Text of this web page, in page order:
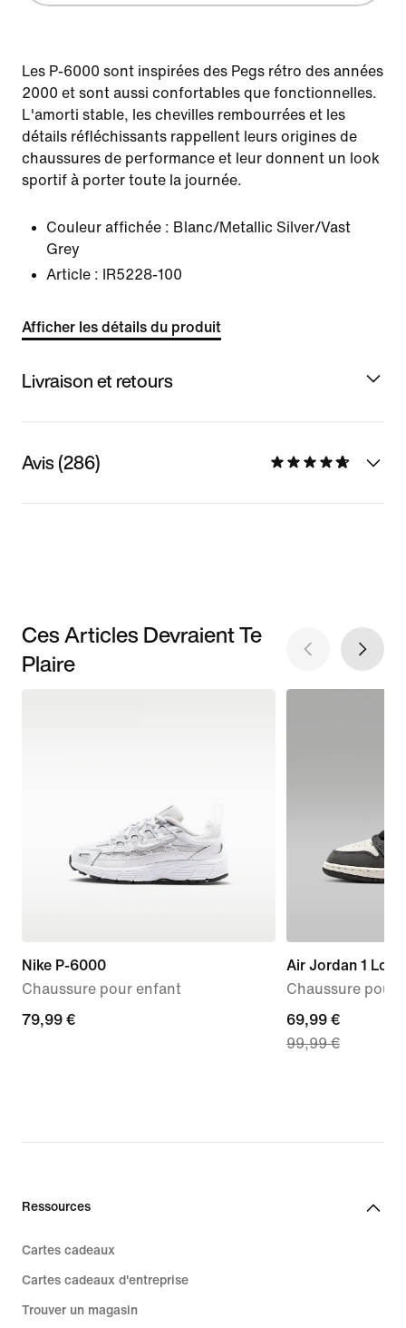
Les P-6000 sont inspirées des Pegs rétro des années
2000 et sont aussi confortables que fonctionnelles.
L'amorti stable, les chevilles rembourrées et les
détails réfléchissants rappellent leurs origines de
chaussures de performance et leur donnent un look
sportif à porter toute la journée.
Couleur affichée : Blanc/Metallic Silver/Vast
Grey
Article :
IR5228-100
Afficher les détails du produit
Livraison et retours
Avis (286)
Ces Articles Devraient Te
Plaire
Nike P-6000
Chaussure pour enfant
79,99 €
79,99 €
Air Jordan 1 Low
Chaussure pour
current
price
99,99 €
69,99 €
99,99 €
Ressources
Cartes cadeaux
Cartes cadeaux d'entreprise
Trouver un magasin